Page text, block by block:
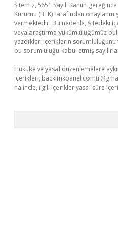
Sitemiz, 5651 Sayılı Kanun
Kurumu (BTK) tarafından
vermektedir. Bu nedenle, sitedeki
veya araştırma yükümlülüğümüz
yazdıkları içeriklerin
bu sorumluluğu kabul etmiş
Hukuka ve yasal düzenlemelere
içerikleri,
halinde, ilgili içerikler yasal süre